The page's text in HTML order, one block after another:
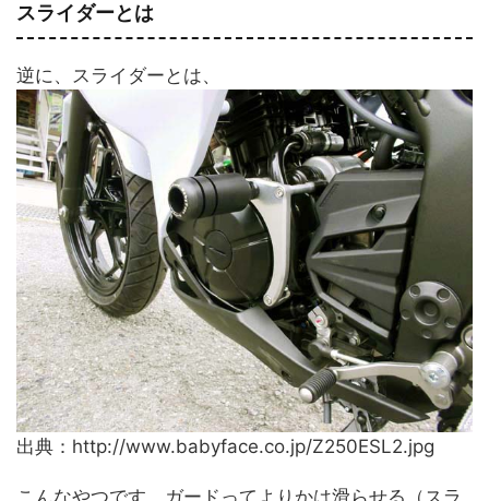
スライダーとは
逆に、スライダーとは、
出典：http://www.babyface.co.jp/Z250ESL2.jpg
こんなやつです。ガードってよりかは滑らせる（スラ